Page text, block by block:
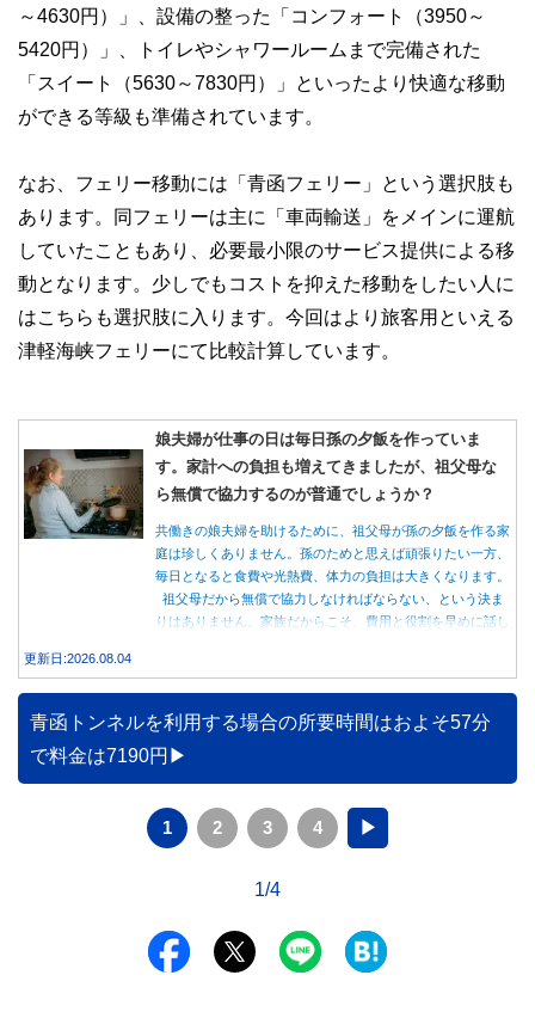
～4630円）」、設備の整った「コンフォート（3950～
5420円）」、トイレやシャワールームまで完備された
「スイート（5630～7830円）」といったより快適な移動
ができる等級も準備されています。
なお、フェリー移動には「青函フェリー」という選択肢も
あります。同フェリーは主に「車両輸送」をメインに運航
していたこともあり、必要最小限のサービス提供による移
動となります。少しでもコストを抑えた移動をしたい人に
はこちらも選択肢に入ります。今回はより旅客用といえる
津軽海峡フェリーにて比較計算しています。
娘夫婦が仕事の日は毎日孫の夕飯を作っていま
す。家計への負担も増えてきましたが、祖父母な
ら無償で協力するのが普通でしょうか？
共働きの娘夫婦を助けるために、祖父母が孫の夕飯を作る家
庭は珍しくありません。孫のためと思えば頑張りたい一方、
毎日となると食費や光熱費、体力の負担は大きくなります。
祖父母だから無償で協力しなければならない、という決ま
りはありません。家族だからこそ、費用と役割を早めに話し
更新日:2026.08.04
青函トンネルを利用する場合の所要時間はおよそ57分
で料金は7190円
1 2 3 4 ▶
1/4